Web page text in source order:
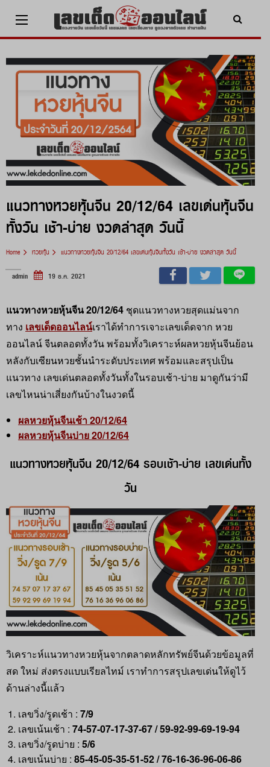
content
แนวทางหวยหุ้นจีน 20/12/64 เลขเด่นหุ้นจีน
ทั้งวัน เช้า-บ่าย งวดล่าสุด วันนี้
Home หวยหุ้น แนวทางหวยหุ้นจีน 20/12/64 เลขเด่นหุ้นจีนทั้งวัน เช้า-บ่าย งวดล่าสุด วันนี้
admin 19 ธ.ค. 2021
แนวทางหวยหุ้นจีน 20/12/64 ชุดแนวทางหวยสุดแม่นจาก
ทาง เลขเด็ดออนไลน์เราได้ทำการเจาะเลขเด็ดจาก หวย
ออนไลน์ จีนตลอดทั้งวัน พร้อมทั้งวิเคราะห์ผลหวยหุ้นจีนย้อน
หลังกับเซียนหวยชั้นนำระดับประเทศ พร้อมและสรุปเป็น
แนวทาง เลขเด่นตลอดทั้งวันทั้งในรอบเช้า-บ่าย มาดูกันว่ามี
เลขไหนน่าเสี่ยงกันบ้างในงวดนี้
ผลหวยหุ้นจีนเช้า 20/12/64
ผลหวยหุ้นจีนบ่าย 20/12/64
แนวทางหวยหุ้นจีน 20/12/64 รอบเช้า-บ่าย เลขเด่นทั้ง
วัน
วิเคราะห์แนวทางหวยหุ้นจากตลาดหลักทรัพย์จีนด้วยข้อมูลที่
สด ใหม่ ส่งตรงแบบเรียลไทม์ เราทำการสรุปเลขเด่นให้ดูไว้
ด้านล่างนี้แล้ว
เลขวิ่ง/รูดเช้า : 7/9
เลขเน้นเช้า : 74-57-07-17-37-67 / 59-92-99-69-19-94
เลขวิ่ง/รูดบ่าย : 5/6
เลขเน้นบ่าย : 85-45-05-35-51-52 / 76-16-36-96-06-86
x ปิดโฆษณา